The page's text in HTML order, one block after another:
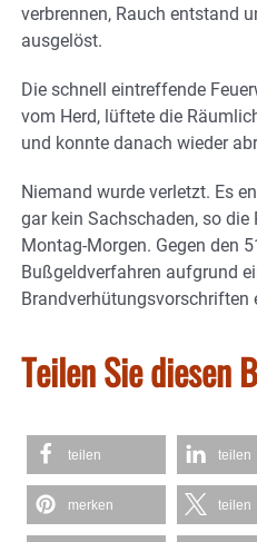
verbrennen, Rauch entstand
ausgelöst.
Die schnell eintreffende
vom Herd, lüftete die
und konnte danach wieder
Niemand wurde verletzt. Es
gar kein Sachschaden, so
Montag-Morgen. Gegen den
Bußgeldverfahren aufgrund
Brandverhütungsvorschriften
Teilen Sie diesen
teilen teilen
merken teilen